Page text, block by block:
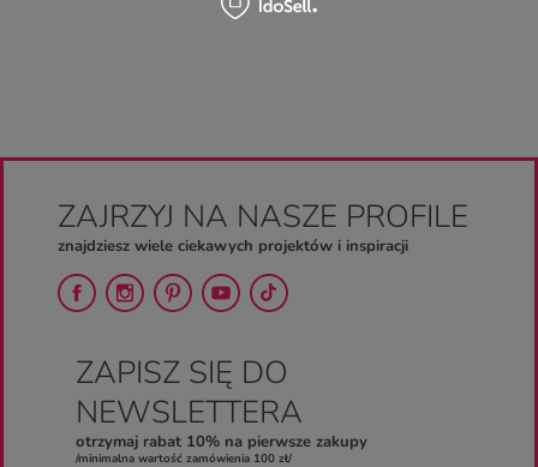
ZAJRZYJ NA NASZE PROFILE
znajdziesz wiele ciekawych projektów i inspiracji
ZAPISZ SIĘ DO
NEWSLETTERA
otrzymaj rabat 10% na pierwsze zakupy
/minimalna wartość zamówienia 100 zł/